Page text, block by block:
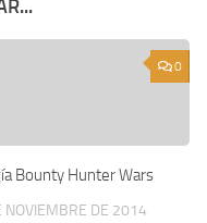
0
Bounty Hunter Wars
NOVIEMBRE DE 2014